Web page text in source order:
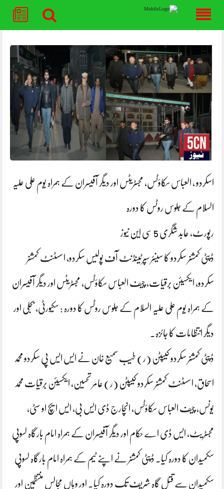
اسکردو ، العباس سکاؤٹس، مجسٹریٹس اور دیگر آفیسران کے ہمراہ یوم علی علیہ
السلام کے جلوس روٹس کا دورہ
رپورٹ، عابد شگری 5 سی این نیوز
ڈپٹی کمشنر سکردو کا سینئر سپرٹینڈنٹ آف پولیس سکردو، اسسٹنٹ کمشنر
سکردو، ایکسیئن برقیات، چیف العباس سکاؤٹس، مجسٹریٹس اور دیگر آفیسران
کے ہمراہ یوم علی علیہ السلام کے جلوس روٹس کا دورہ : سکیورٹی، بجلی اور
دیگر انتظامات کا جائزہ۔
ڈپٹی کمشنر سکردو کیپٹن (ر) طیب سمیع خان نے ایس ایس پی سکردو محمد
اسحاق، اسسٹنٹ کمشنر سکردو کیپٹن (ر) عامر تحسین، ایکسیئن برقیات محمد
یونس، چیف العباس سکاؤٹس، انچارج ڈی ایس بی، ایس ایچ او سٹی،
مجسٹریٹ، ایس ڈی اے حکام اور دیگر آفیسران کے ہمراہ امام بارگاہ لسوپی
سکمیدان کا دورہ کیا۔ ڈپٹی کمشنر نے اپنے ٹیم کے ہمراہ امام بارگاہ لسوپی
سکمیدان سے قتل گاہ شریف تک دورہ کیا۔ اور وہاں مجالس منتظمین اور